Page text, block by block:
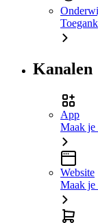
Kanalen
App
Maak je
Website
Maak je